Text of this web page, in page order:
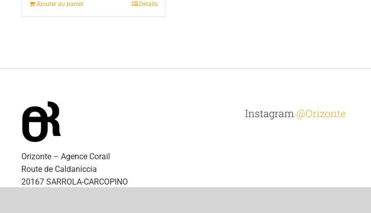
Ajouter au panier Détails
Orizonte – Agence Corail
Route de Caldaniccia
20167 SARROLA-CARCOPINO
Instagram@Orizonte